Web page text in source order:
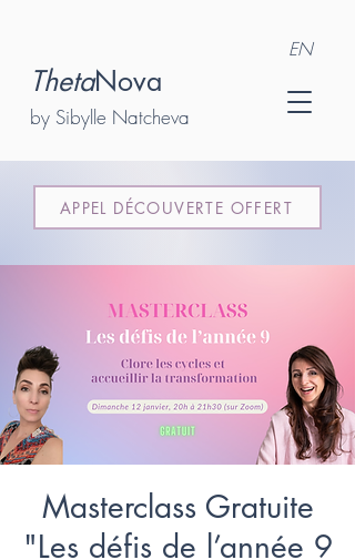
EN
ThetaNova
by Sibylle Natcheva
APPEL DÉCOUVERTE OFFERT
Masterclass Gratuite
"Les défis de l’année 9